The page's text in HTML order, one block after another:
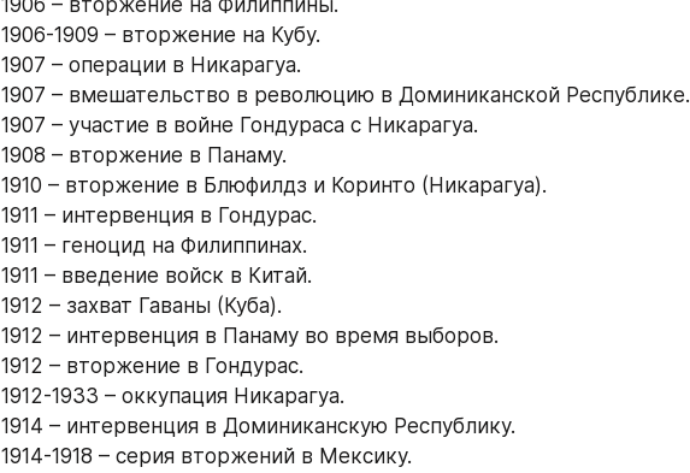
1906 – вторжение на Филиппины.
1906-1909 – вторжение на Кубу.
1907 – операции в Никарагуа.
1907 – вмешательство в революцию в Доминиканской Республике.
1907 – участие в войне Гондураса с Никарагуа.
1908 – вторжение в Панаму.
1910 – вторжение в Блюфилдз и Коринто (Никарагуа).
1911 – интервенция в Гондурас.
1911 – геноцид на Филиппинах.
1911 – введение войск в Китай.
1912 – захват Гаваны (Куба).
1912 – интервенция в Панаму во время выборов.
1912 – вторжение в Гондурас.
1912-1933 – оккупация Никарагуа.
1914 – интервенция в Доминиканскую Республику.
1914-1918 – серия вторжений в Мексику.